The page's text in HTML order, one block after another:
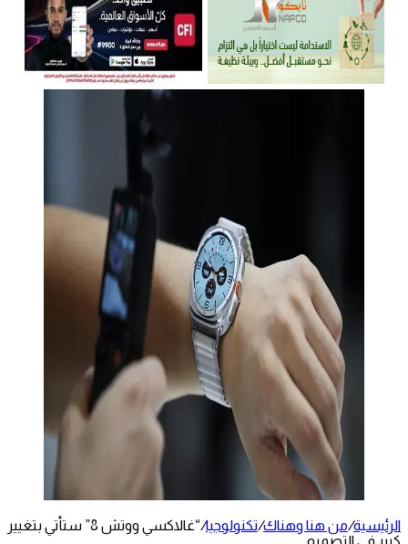
الرئيسية/من هنا وهناك/تكنولوجيا/
“غالاكسي ووتش 8” ستأتي بتغيير